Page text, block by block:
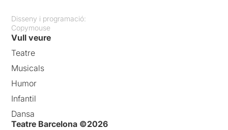
Disseny i programació:
Copymouse
Vull veure
Teatre
Musicals
Humor
Infantil
Dansa
Teatre Barcelona ©2026